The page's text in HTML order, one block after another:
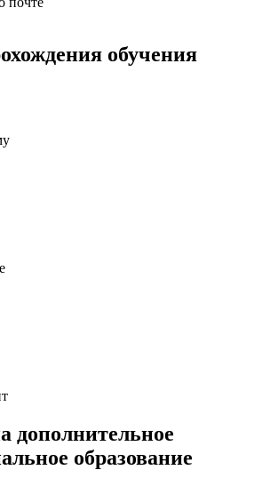
обучения
дополнительное
образование